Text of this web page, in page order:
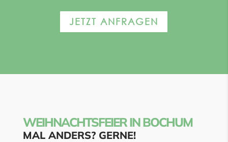
JETZT ANFRAGEN
WEIHNACHTSFEIER IN BOCHUM
MAL ANDERS? GERNE!